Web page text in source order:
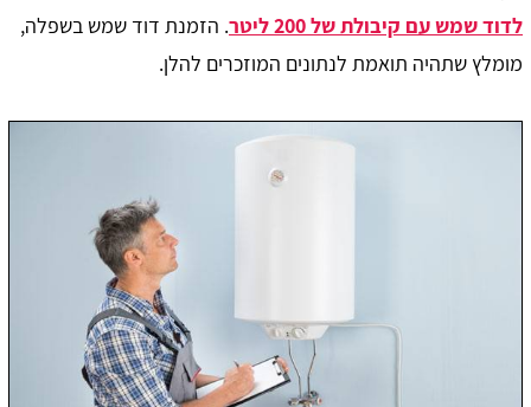
לדוד שמש עם קיבולת של 200 ליטר
. הזמנת דוד שמש בשפלה,
מומלץ שתהיה תואמת לנתונים המוזכרים להלן.